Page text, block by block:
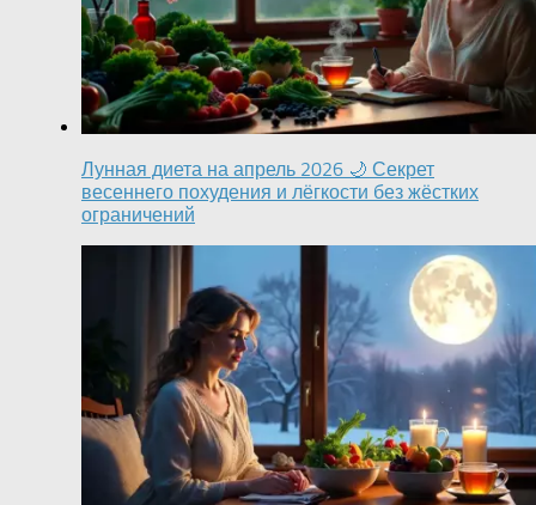
Лунная диета на апрель 2026 🌙 Секрет
весеннего похудения и лёгкости без жёстких
ограничений